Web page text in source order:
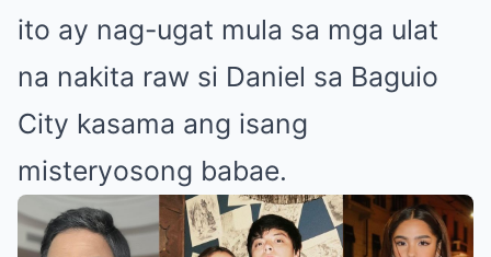
ito ay nag-ugat mula sa mga ulat
na nakita raw si Daniel sa Baguio
City kasama ang isang
misteryosong babae.